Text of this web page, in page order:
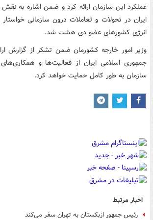
عملکرد این سازمان ارائه کرد و ضمن اشاره به
ایران در تحولات و تعاملات درون سازمانی
انرژی کشورهای عضو دی هشت شد.
وزیر امور خارجه کشورمان ضمن تشکر از گزارش
جمهوری اسلامی ایران از فعالیت‌ها و همکاری‌های
سازمان به طور کامل حمایت خواهد کرد.
اخبار مرتبط
رئیس جمهور ازبکستان به تهران سفر می‌کند